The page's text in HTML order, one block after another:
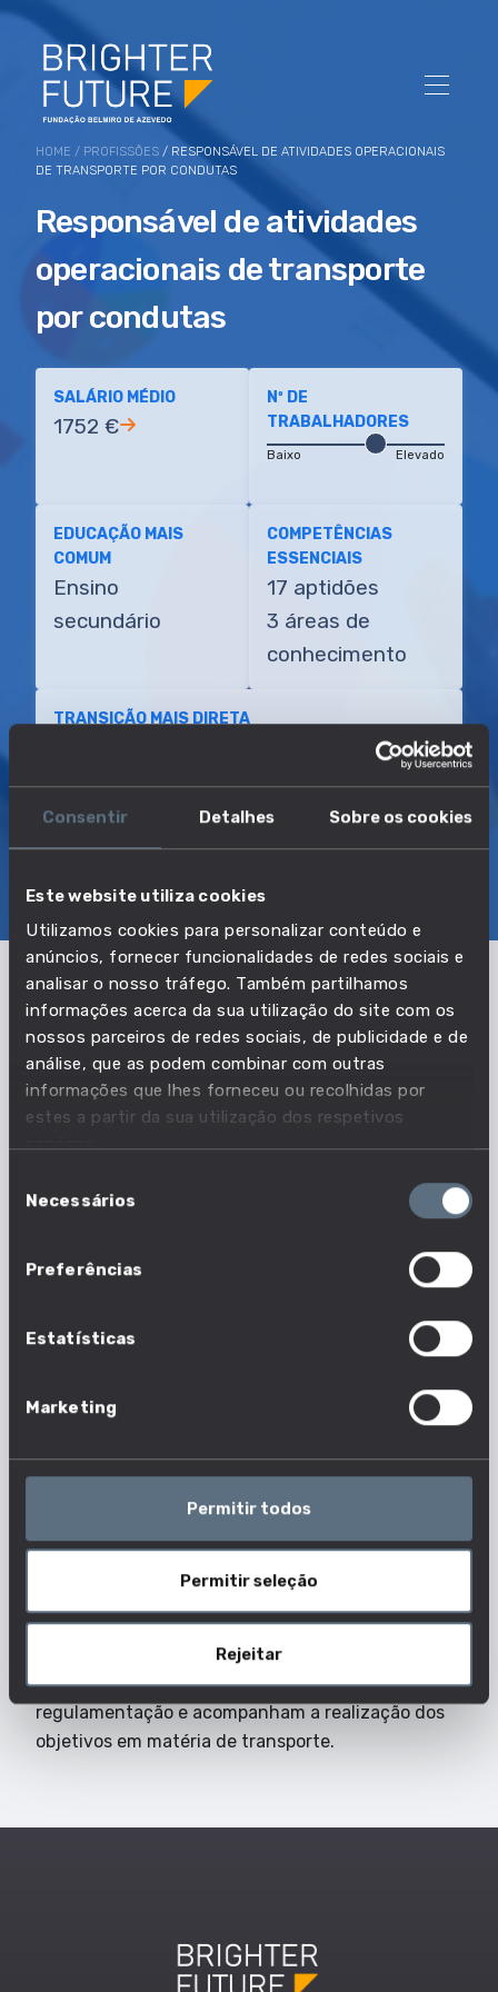
Consentir Detalhes Sobre os cookies
Este website utiliza cookies
Utilizamos cookies para personalizar conteúdo e
anúncios, fornecer funcionalidades de redes sociais e
analisar o nosso tráfego. Também partilhamos
informações acerca da sua utilização do site com os
nossos parceiros de redes sociais, de publicidade e de
análise, que as podem combinar com outras
informações que lhes forneceu ou recolhidas por
estes a partir da sua utilização dos respetivos
serviços.
deNecessários
Preferências
Estatísticas
Marketing
Permitir todos
Permitir seleção
Rejeitar
HOME / PROFISSÕES / RESPONSÁVEL DE ATIVIDADES OPERACIONAIS
DE TRANSPORTE POR CONDUTAS
Responsável de atividades
operacionais de transporte
por condutas
SALÁRIO MÉDIO
1752 €
Nº DE
TRABALHADORES
Baixo Elevado
EDUCAÇÃO MAIS
COMUM
Ensino
secundário
COMPETÊNCIAS
ESSENCIAIS
17 aptidões
3 áreas de
conhecimento
TRANSIÇÃO MAIS DIRETA
Operador de sistemas de transporte de
gás
Pertencente à profissão:
Empregados de aprovisionamento,
armazém, de serviços de apoio à
produção e transportes
atividades operacionais de
Os responsáveis de atividades operacionais de
operacionais correntes do transporte de
mercadorias através de infraestruturas de
condutas. Têm uma visão geral da rede e planeiam
mercadorias de um local para outro. Procuram o
percurso mais eficiente e menos oneroso.
Resolvem os problemas que surgem nas redes e
nos locais, asseguram a aplicação da
regulamentação e acompanham a realização dos
objetivos em matéria de transporte.